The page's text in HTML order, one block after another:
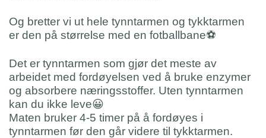
Og bretter vi ut hele tynntarmen og tykktarmen
er den på størrelse med en fotballbane⚽️
Det er tynntarmen som gjør det meste av
arbeidet med fordøyelsen ved å bruke enzymer
og absorbere næringsstoffer. Uten tynntarmen
kan du ikke leve😀
Maten bruker 4-5 timer på å fordøyes i
tynntarmen før den går videre til tykktarmen.